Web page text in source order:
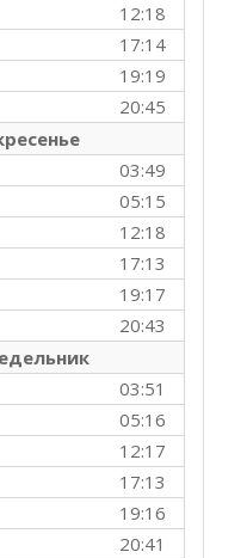
12:18
17:14
19:19
20:45
03:49
05:15
12:18
17:13
19:17
20:43
03:51
05:16
12:17
17:13
19:16
20:41